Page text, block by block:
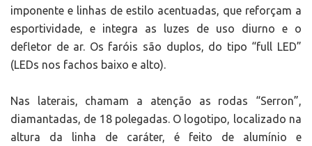
imponente e linhas de estilo acentuadas, que reforçam a
esportividade, e integra as luzes de uso diurno e o
defletor de ar. Os faróis são duplos, do tipo “full LED”
(LEDs nos fachos baixo e alto).
Nas laterais, chamam a atenção as rodas “Serron”,
diamantadas, de 18 polegadas. O logotipo, localizado na
altura da linha de caráter, é feito de alumínio e